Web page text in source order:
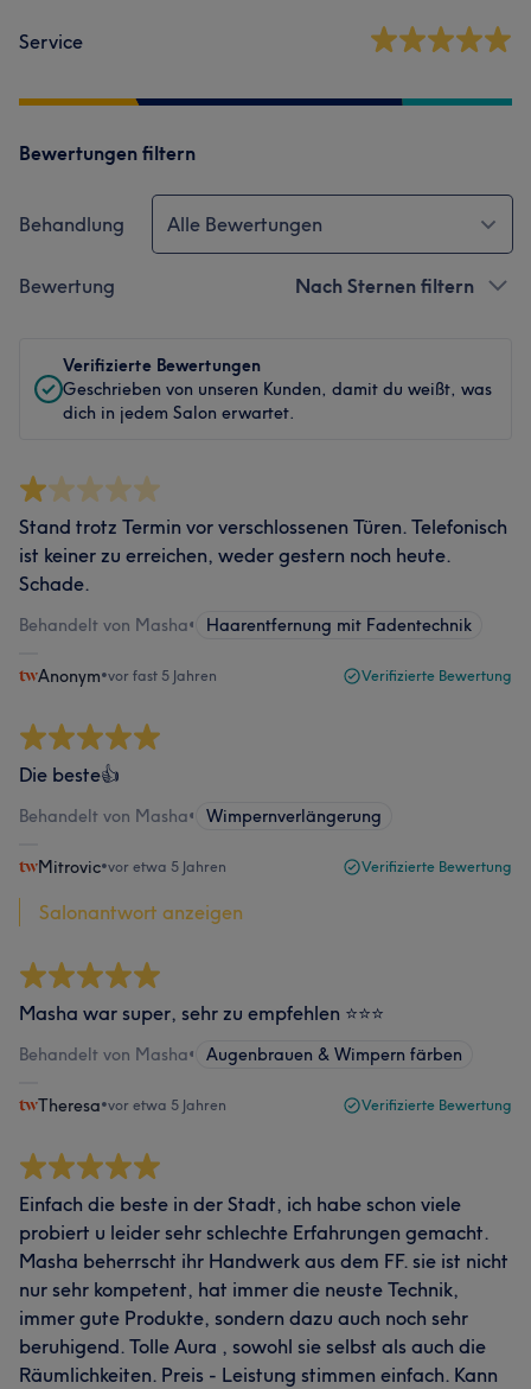
Service
Bewertungen filtern
Behandlung Alle Bewertungen
Bewertung Nach Sternen filtern
Verifizierte Bewertungen
Geschrieben von unseren Kunden, damit du weißt, was
dich in jedem Salon erwartet.
Stand trotz Termin vor verschlossenen Türen. Telefonisch
ist keiner zu erreichen, weder gestern noch heute.
Schade.
Behandelt von Masha• Haarentfernung mit Fadentechnik
Anonym•vor fast 5 Jahren Verifizierte Bewertung
Die beste👍
Behandelt von Masha• Wimpernverlängerung
Mitrovic•vor etwa 5 Jahren Verifizierte Bewertung
Salonantwort anzeigen
Masha war super, sehr zu empfehlen ⭐️⭐️⭐️
Behandelt von Masha• Augenbrauen & Wimpern färben
Theresa•vor etwa 5 Jahren Verifizierte Bewertung
Einfach die beste in der Stadt, ich habe schon viele
probiert u leider sehr schlechte Erfahrungen gemacht.
Masha beherrscht ihr Handwerk aus dem FF. sie ist nicht
nur sehr kompetent, hat immer die neuste Technik,
immer gute Produkte, sondern dazu auch noch sehr
beruhigend. Tolle Aura , sowohl sie selbst als auch die
Räumlichkeiten. Preis - Leistung stimmen einfach. Kann